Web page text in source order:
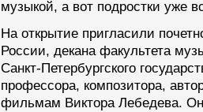
музыкой, а вот подростки уже
На открытие пригласили
России, декана факультета
Санкт-Петербургского
профессора, композитора,
фильмам Виктора Лебедева.